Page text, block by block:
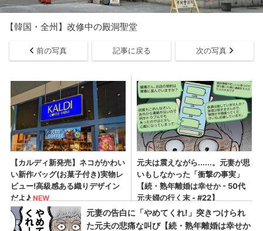
【韓国・全州】改修中の殿洞聖堂
前の写真 記事に戻る 次の写真